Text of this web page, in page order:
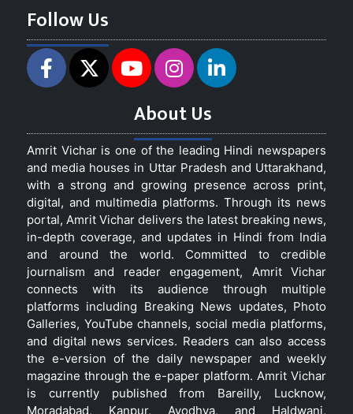
Follow Us
About Us
Amrit Vichar is one of the leading Hindi newspapers
and media houses in Uttar Pradesh and Uttarakhand,
with a strong and growing presence across print,
digital, and multimedia platforms. Through its news
portal, Amrit Vichar delivers the latest breaking news,
in-depth coverage, and updates in Hindi from India
and around the world. Committed to credible
journalism and reader engagement, Amrit Vichar
connects with its audience through multiple
platforms including Breaking News updates, Photo
Galleries, YouTube channels, social media platforms,
and digital news services. Readers can also access
the e-version of the daily newspaper and weekly
magazine through the e-paper platform. Amrit Vichar
is currently published from Bareilly, Lucknow,
Moradabad, Kanpur, Ayodhya, and Haldwani,